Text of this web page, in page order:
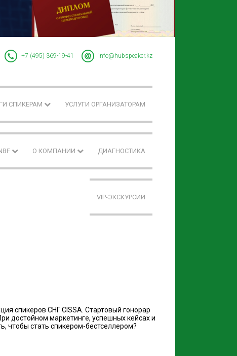
+7 (495) 369-19-41 info@hubspeaker.kz
СПИКЕРАМ УСЛУГИ ОРГАНИЗАТОРАМ
О КОМПАНИИ ДИАГНОСТИКА
VIP-ЭКСКУРСИИ
спикеров СНГ CISSA. Стартовый гонорар
достойном маркетинге, успешных кейсах и
чтобы стать спикером-бестселлером?